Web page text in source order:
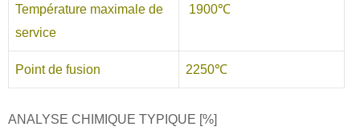
Température maximale de
service
1900℃
Point de fusion 2250℃
ANALYSE CHIMIQUE TYPIQUE [%]